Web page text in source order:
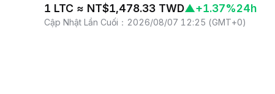
1 LTC ≈ NT$1,478.33 TWD▲+1.37%24h
Cập Nhật Lần Cuối ： 2026/08/07 12:25 (GMT+0)